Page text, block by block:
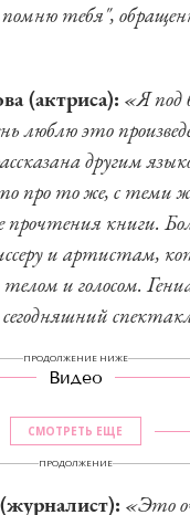
тебя",
(актриса): «Я под
люблю это
другим
про то же, с теми
прочтения книги.
и артистам,
телом и голосом.
ПРОДОЛЖЕНИЕ НИЖЕ
Видео
СМОТРЕТЬ ЕЩЕ
ПРОДОЛЖЕНИЕ
«Это